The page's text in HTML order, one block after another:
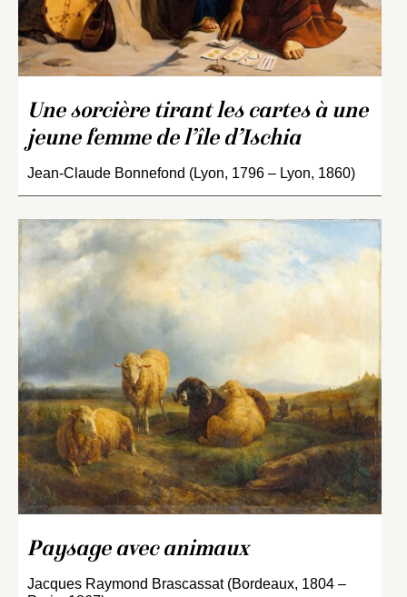
Une sorcière tirant les cartes à une
jeune femme de l’île d’Ischia
Jean-Claude Bonnefond (Lyon, 1796 – Lyon, 1860)
Paysage avec animaux
Jacques Raymond Brascassat (Bordeaux, 1804 –